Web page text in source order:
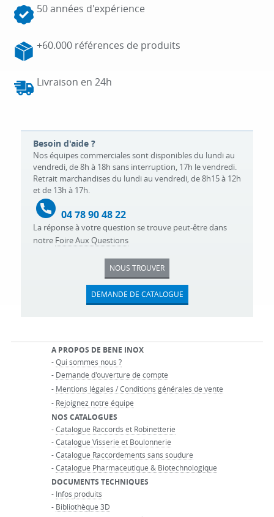
50 années d'expérience
+60.000 références de produits
Livraison en 24h
Besoin d'aide ?
Nos équipes commerciales sont disponibles du lundi au
vendredi, de 8h à 18h sans interruption, 17h le vendredi.
Retrait marchandises du lundi au vendredi, de 8h15 à 12h
et de 13h à 17h.
04 78 90 48 22
La réponse à votre question se trouve peut-être dans
notre Foire Aux Questions
NOUS TROUVER
DEMANDE DE CATALOGUE
A PROPOS DE BENE INOX
-Qui sommes nous ?
- Demande d'ouverture de compte
- Mentions légales / Conditions générales de vente
- Rejoignez notre équipe
NOS CATALOGUES
-Catalogue Raccords et Robinetterie
-Catalogue Visserie et Boulonnerie
-Catalogue Raccordements sans soudure
-Catalogue Pharmaceutique & Biotechnologique
DOCUMENTS TECHNIQUES
- Infos produits
- Bibliothèque 3D